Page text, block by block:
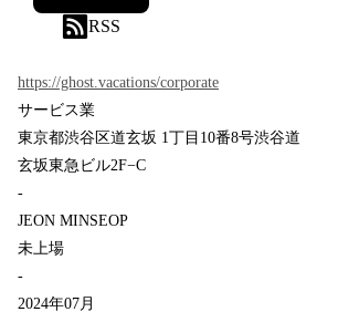
RSS
https://ghost.vacations/corporate
サービス業
東京都渋谷区道玄坂 1丁目10番8号渋谷道
玄坂東急ビル2F−C
-
JEON MINSEOP
未上場
-
2024年07月